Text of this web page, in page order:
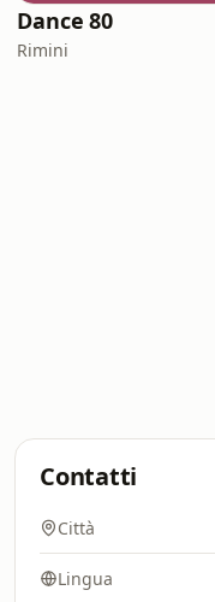
Dance 80
Rimini
Contatti
Città
Lingua